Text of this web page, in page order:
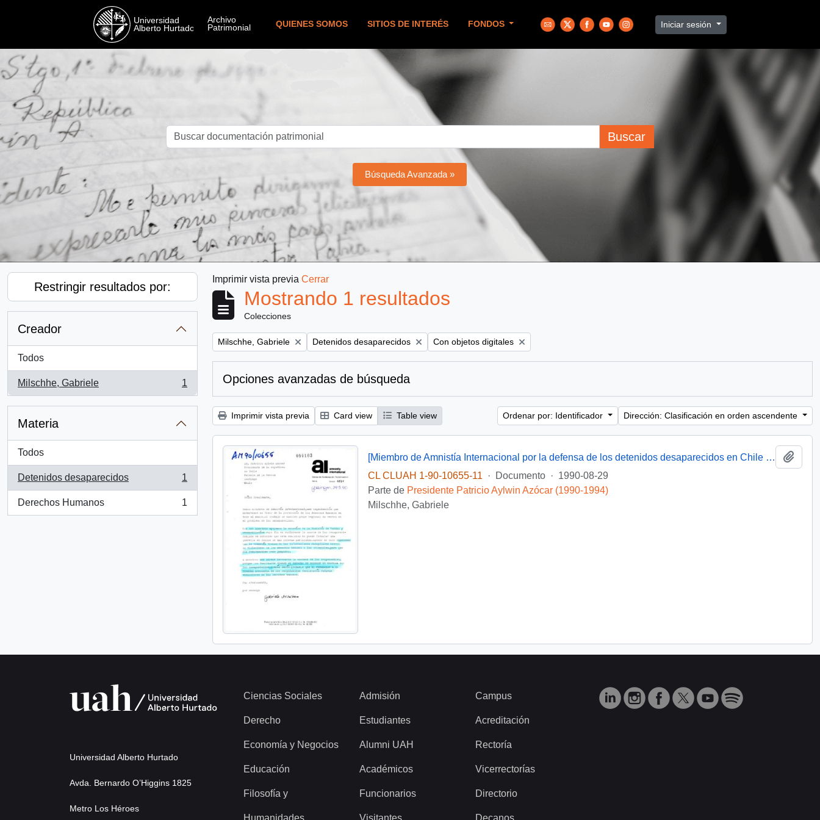
QUIENES SOMOS SITIOS DE INTERÉS FONDOS Iniciar sesión
Buscar
Búsqueda Avanzada »
Restringir resultados por:
Creador
Todos
Milschhe, Gabriele
, 1 resultados
1
Materia
Todos
Detenidos desaparecidos
, 1 resultados
1
Derechos Humanos
, 1 resultados
1
Imprimir vista previa Cerrar
Mostrando 1 resultados
Colecciones
Remove filter:
Milschhe, Gabriele Remove filter:
Detenidos desaparecidos Remove filter:
Con objetos digitales
Opciones avanzadas de búsqueda
Imprimir vista previa Card view Table view Ordenar por: Identificador Dirección: Clasificación en orden ascendente
[Miembro de Amnistía Internacional por la defensa de los detenidos desaparecidos en Chile felicita por la creación de la Comisión de de Verdad y Reconciliación]
CL CLUAH 1-90-10655-11
· Documento · 1990-08-29
Parte de Presidente Patricio Aylwin Azócar (1990-1994)
Milschhe, Gabriele
Universidad Alberto Hurtado
Avda. Bernardo O’Higgins 1825
Metro Los Héroes
Ciencias Sociales
Derecho
Economía y Negocios
Educación
Filosofía y
Humanidades
Admisión
Estudiantes
Alumni UAH
Académicos
Funcionarios
Visitantes
Campus
Acreditación
Rectoría
Vicerrectorías
Directorio
Decanos